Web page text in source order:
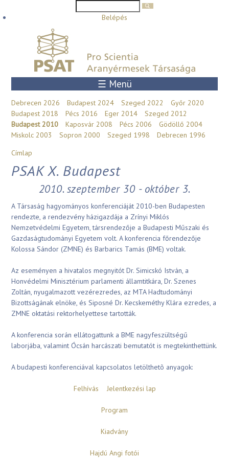
Ugrás a tartalomra
Belépés
☰ Menü
Debrecen 2026 Budapest 2024 Szeged 2022
Győr 2020
Budapest 2018
Pécs 2016 Eger 2014
Szeged 2012
Budapest 2010
Kaposvár 2008 Pécs 2006
Gödöllő 2004
Miskolc 2003
Sopron 2000 Szeged 1998 Debrecen 1996
Jelenlegi hely
Címlap
PSAK X. Budapest
2010. szeptember 30 - október 3.
A Társaság hagyományos konferenciáját 2010-ben Budapesten
rendezte, a rendezvény házigazdája a Zrínyi Miklós
Nemzetvédelmi Egyetem, társrendezője a Budapesti Műszaki és
Gazdaságtudományi Egyetem volt. A konferencia főrendezője
Kolossa Sándor (ZMNE) és Barbarics Tamás (BME) voltak.
Az eseményen a hivatalos megnyitót Dr. Simicskó István, a
Honvédelmi Minisztérium parlamenti államtitkára, Dr. Szenes
Zoltán, nyugalmazott vezérezredes, az MTA Hadtudományi
Bizottságának elnöke, és Siposné Dr. Kecskeméthy Klára ezredes, a
ZMNE oktatási rektorhelyettese tartották.
A konferencia során ellátogattunk a BME nagyfeszültségű
laborjába, valamint Ócsán harcászati bemutatót is megtekinthettünk.
A budapesti konferenciával kapcsolatos letölthetõ anyagok:
Felhívás Jelentkezési lap
Program
Kiadvány
Hajdú Angi fotói